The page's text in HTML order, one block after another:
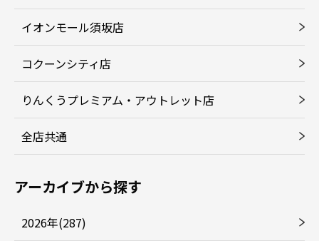
イオンモール須坂店
コクーンシティ店
りんくうプレミアム・アウトレット店
全店共通
アーカイブから探す
2026年(287)